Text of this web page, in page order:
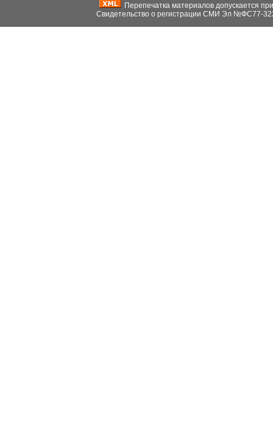
Перепечатка материалов допускается
Свидетельство о регистрации СМИ Эл №ФС77-